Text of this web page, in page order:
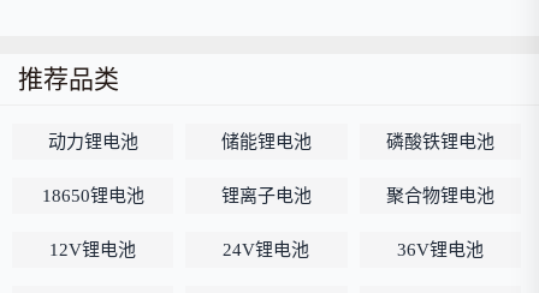
推荐品类
动力锂电池 储能锂电池 磷酸铁锂电池
18650锂电池 锂离子电池 聚合物锂电池
12V锂电池 24V锂电池 36V锂电池